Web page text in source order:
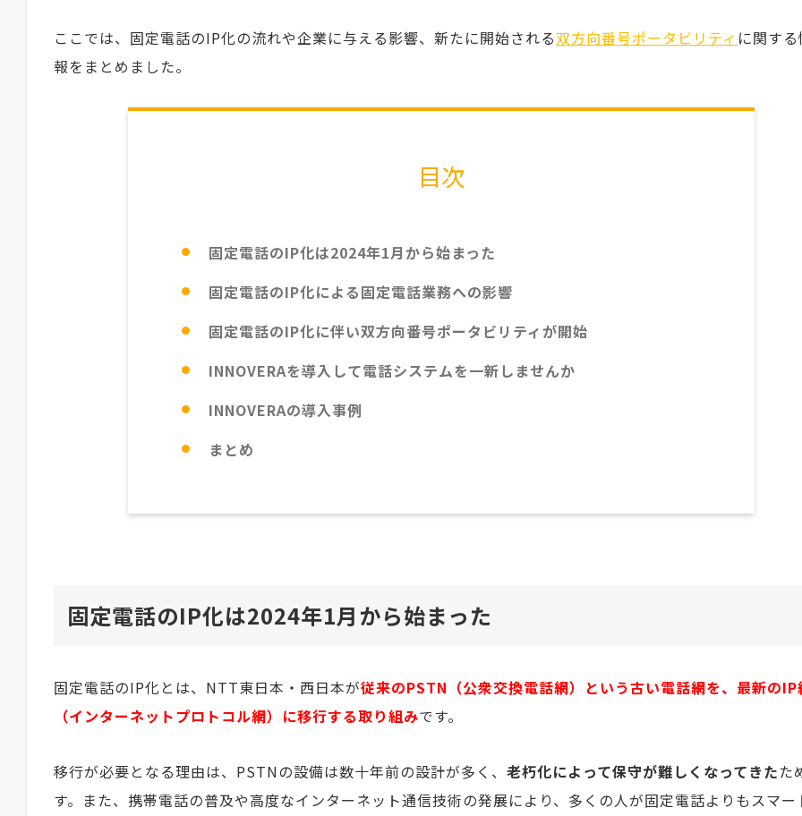
ここでは、固定電話のIP化の流れや企業に与える影響、新たに開始される双方向番号ポータビリティ に関す
報をまとめました。
目次
固定電話のIP化は2024年1月から始まった
固定電話のIP化による固定電話業務への影響
固定電話のIP化に伴い双方向番号ポータビリティが開始
INNOVERAを導入して電話システムを一新しませんか
INNOVERAの導入事例
まとめ
固定電話のIP化は2024年1月から始まった
固定電話のIP化とは、NTT東日本・西日本が従来のPSTN（公衆交換電話網）という古い電話網を、最新のIP
（インターネットプロトコル網）に移行する取り組みです。
移行が必要となる理由は、PSTNの設備は数十年前の設計が多く、 老朽化によって保守が難しくなってきたた
す。また、携帯電話の普及や高度なインターネット通信技術の発展により、多くの人が固定電話よりもスマー